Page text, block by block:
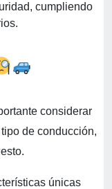
cumpliendo
considerar
de conducción,
únicas